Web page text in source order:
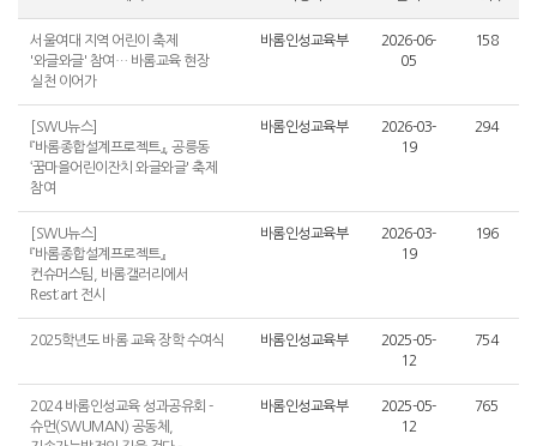
서울여대 지역 어린이 축제
'와글와글' 참여… 바롬교육 현장
실천 이어가
바롬인성교육부
2026-06-
05
158
[SWU뉴스]
『바롬종합설계프로젝트』, 공릉동
‘꿈마을어린이잔치 와글와글' 축제
참여
바롬인성교육부
2026-03-
19
294
[SWU뉴스]
『바롬종합설계프로젝트』
컨슈머스팀, 바롬갤러리에서
Rest:art 전시
바롬인성교육부
2026-03-
19
196
2025학년도 바롬 교육 장학 수여식 바롬인성교육부
2025-05-
12
754
2024 바롬인성교육 성과공유회 -
슈먼(SWUMAN) 공동체,
바롬인성교육부
2025-05-
12
765